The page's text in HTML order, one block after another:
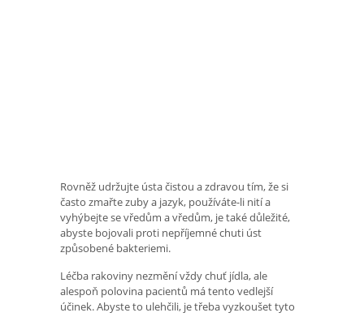
Rovněž udržujte ústa čistou a zdravou tím, že si
často zmařte zuby a jazyk, používáte-li nití a
vyhýbejte se vředům a vředům, je také důležité,
abyste bojovali proti nepříjemné chuti úst
způsobené bakteriemi.
Léčba rakoviny nezmění vždy chuť jídla, ale
alespoň polovina pacientů má tento vedlejší
účinek. Abyste to ulehčili, je třeba vyzkoušet tyto